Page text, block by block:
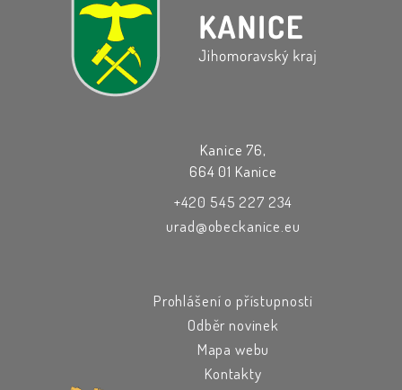
Kanice 76,
664 01 Kanice
+420 545 227 234
urad@obeckanice.eu
Prohlášení o přístupnosti
Odběr novinek
Mapa webu
Kontakty